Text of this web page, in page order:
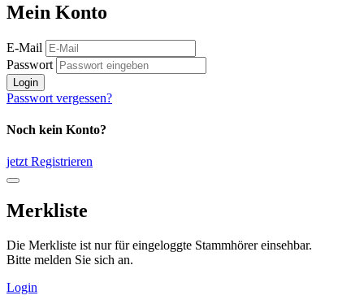
Mein Konto
E-Mail
Passwort
Login
Passwort vergessen?
Noch kein Konto?
jetzt Registrieren
Merkliste
Die Merkliste ist nur für eingeloggte Stammhörer einsehbar.
Bitte melden Sie sich an.
Login